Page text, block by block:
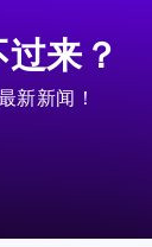
来？
新新闻！